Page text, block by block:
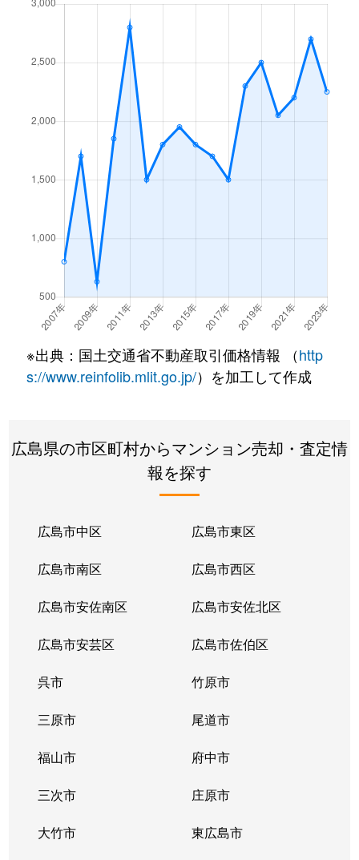
※出典：国土交通省不動産取引価格情報 （http
s://www.reinfolib.mlit.go.jp/）を加工して作成
広島県の市区町村からマンション売却・査定情
報を探す
広島市中区 広島市東区
広島市南区 広島市西区
広島市安佐南区 広島市安佐北区
広島市安芸区 広島市佐伯区
呉市 竹原市
三原市 尾道市
福山市 府中市
三次市 庄原市
大竹市 東広島市